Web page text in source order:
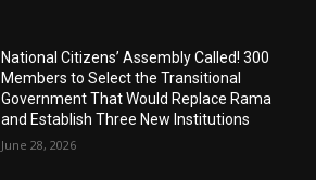
National Citizens’ Assembly Called! 300
Members to Select the Transitional
Government That Would Replace Rama
and Establish Three New Institutions
June 28, 2026